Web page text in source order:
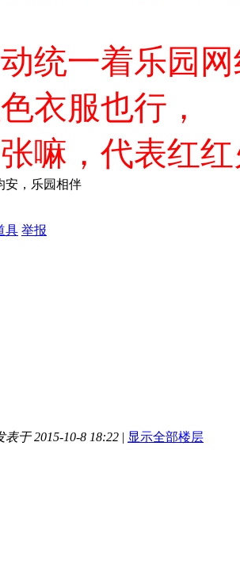
统一着乐园
衣服也行，
嘛，代表红
安，乐园相伴
具 举报
表于 2015-10-8 18:22 | 显示全部楼层